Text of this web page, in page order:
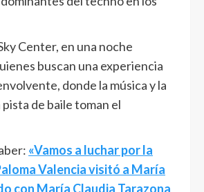
Center, en una noche
buscan una experiencia
donde la música y la
de baile toman el
«Vamos a luchar por la
Valencia visitó a María
con María Claudia Tarazona